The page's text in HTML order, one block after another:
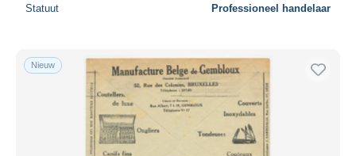
Statuut Professioneel handelaar
Nieuw